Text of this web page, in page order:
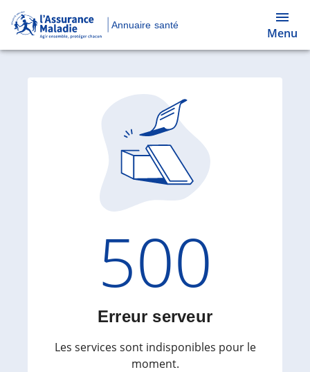
Annuaire santé
Menu
Code
500
Erreur serveur
Les services sont indisponibles pour le
moment.